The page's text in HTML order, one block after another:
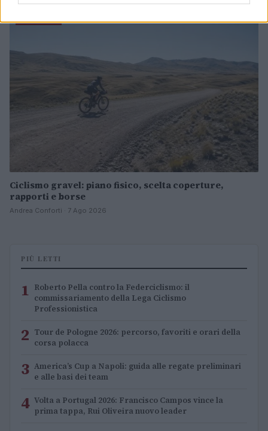
Ciclismo gravel: piano fisico, scelta coperture,
rapporti e borse
Andrea Conforti · 7 Ago 2026
PIÙ LETTI
1 Roberto Pella contro la Federciclismo: il
commissariamento della Lega Ciclismo
Professionistica
2 Tour de Pologne 2026: percorso, favoriti e orari della
corsa polacca
3 America’s Cup a Napoli: guida alle regate preliminari
e alle basi dei team
4 Volta a Portugal 2026: Francisco Campos vince la
prima tappa, Rui Oliveira nuovo leader